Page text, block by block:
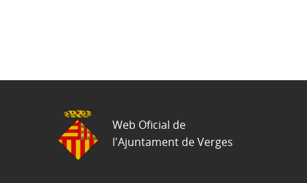
Web Oficial de
l'Ajuntament de Verges